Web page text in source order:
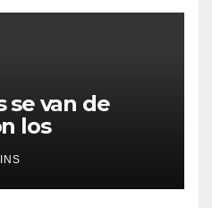
se van de
los
un 21%
el año pasado